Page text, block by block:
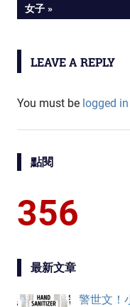
navigation
POST:
女子
LEAVE A REPLY
You must be logged in
點閱
356
最新文章
警世文！